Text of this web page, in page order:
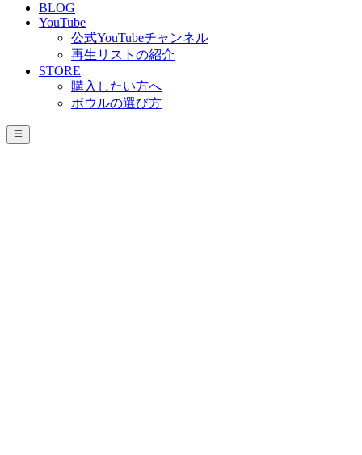
BLOG
YouTube
公式YouTubeチャンネル
再生リストの紹介
STORE
購入したい方へ
ボウルの選び方